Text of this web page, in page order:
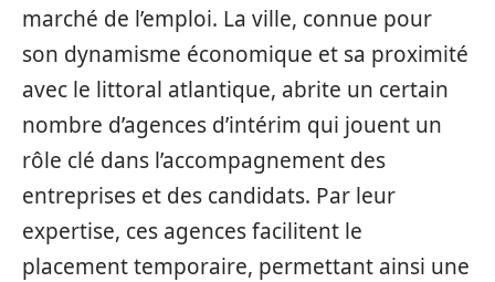
marché de l’emploi. La ville, connue pour
son dynamisme économique et sa proximité
avec le littoral atlantique, abrite un certain
nombre d’agences d’intérim qui jouent un
rôle clé dans l’accompagnement des
entreprises et des candidats. Par leur
expertise, ces agences facilitent le
placement temporaire, permettant ainsi une